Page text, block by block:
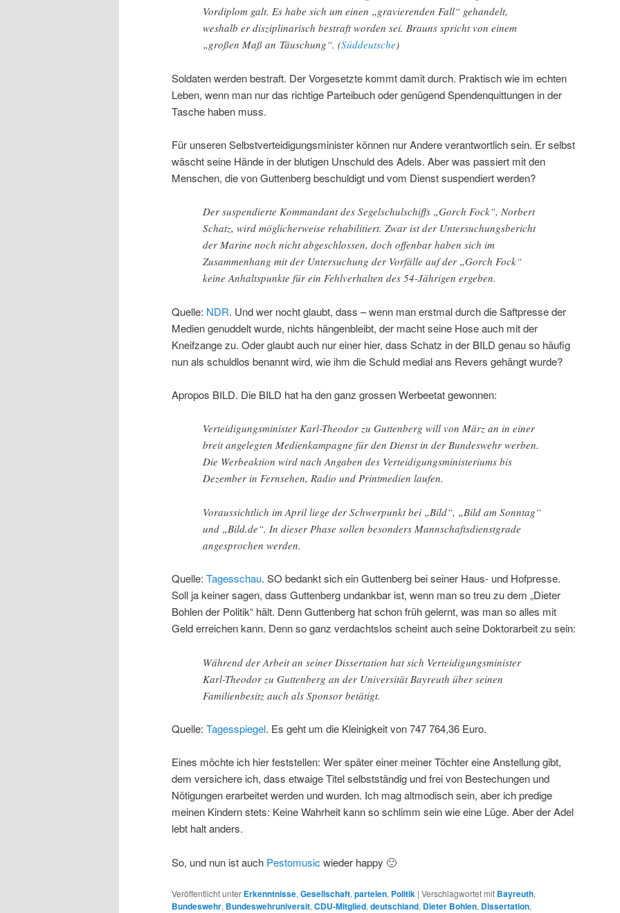
Vordiplom galt. Es habe sich um einen „gravierenden Fall“ gehandelt,
weshalb er disziplinarisch bestraft worden sei. Brauns spricht von einem
„großen Maß an Täuschung“. (Süddeutsche)
Soldaten werden bestraft. Der Vorgesetzte kommt damit durch. Praktisch wie im echten
Leben, wenn man nur das richtige Parteibuch oder genügend Spendenquittungen in der
Tasche haben muss.
Für unseren Selbstverteidigungsminister können nur Andere verantwortlich sein. Er selbst
wäscht seine Hände in der blutigen Unschuld des Adels. Aber was passiert mit den
Menschen, die von Guttenberg beschuldigt und vom Dienst suspendiert werden?
Der suspendierte Kommandant des Segelschulschiffs „Gorch Fock“, Norbert
Schatz, wird möglicherweise rehabilitiert. Zwar ist der Untersuchungsbericht
der Marine noch nicht abgeschlossen, doch offenbar haben sich im
Zusammenhang mit der Untersuchung der Vorfälle auf der „Gorch Fock“
keine Anhaltspunkte für ein Fehlverhalten des 54-Jährigen ergeben.
Quelle: NDR. Und wer nocht glaubt, dass – wenn man erstmal durch die Saftpresse der
Medien genuddelt wurde, nichts hängenbleibt, der macht seine Hose auch mit der
Kneifzange zu. Oder glaubt auch nur einer hier, dass Schatz in der BILD genau so häufig
nun als schuldlos benannt wird, wie ihm die Schuld medial ans Revers gehängt wurde?
Apropos BILD. Die BILD hat ha den ganz grossen Werbeetat gewonnen:
Verteidigungsminister Karl-Theodor zu Guttenberg will von März an in einer
breit angelegten Medienkampagne für den Dienst in der Bundeswehr werben.
Die Werbeaktion wird nach Angaben des Verteidigungsministeriums bis
Dezember in Fernsehen, Radio und Printmedien laufen.
Voraussichtlich im April liege der Schwerpunkt bei „Bild“, „Bild am Sonntag“
und „Bild.de“. In dieser Phase sollen besonders Mannschaftsdienstgrade
angesprochen werden.
Quelle: Tagesschau. SO bedankt sich ein Guttenberg bei seiner Haus- und Hofpresse.
Soll ja keiner sagen, dass Guttenberg undankbar ist, wenn man so treu zu dem „Dieter
Bohlen der Politik“ hält. Denn Guttenberg hat schon früh gelernt, was man so alles mit
Geld erreichen kann. Denn so ganz verdachtslos scheint auch seine Doktorarbeit zu sein:
Während der Arbeit an seiner Dissertation hat sich Verteidigungsminister
Karl-Theodor zu Guttenberg an der Universität Bayreuth über seinen
Familienbesitz auch als Sponsor betätigt.
Quelle: Tagesspiegel. Es geht um die Kleinigkeit von 747 764,36 Euro.
Eines möchte ich hier feststellen: Wer später einer meiner Töchter eine Anstellung gibt,
dem versichere ich, dass etwaige Titel selbstständig und frei von Bestechungen und
Nötigungen erarbeitet werden und wurden. Ich mag altmodisch sein, aber ich predige
meinen Kindern stets: Keine Wahrheit kann so schlimm sein wie eine Lüge. Aber der Adel
lebt halt anders.
So, und nun ist auch Pestomusic wieder happy 🙂
Veröffentlicht unter Erkenntnisse, Gesellschaft, parteien, Politik | Verschlagwortet mit Bayreuth,
Bundeswehr, Bundeswehruniversit, CDU-Mitglied, deutschland, Dieter Bohlen, Dissertation,